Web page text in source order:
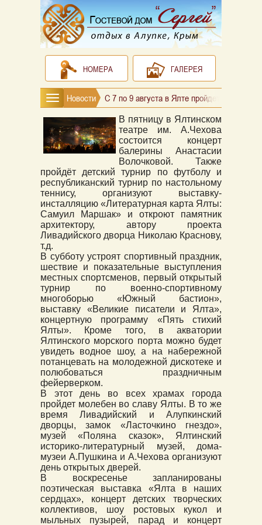
НОМЕРА ГАЛЕРЕЯ
Новости С 7 по 9 августа в Ялте пройдет ряд
В пятницу в Ялтинском
театре им. А.Чехова
состоится концерт
балерины Анастасии
Волочковой. Также
пройдёт детский турнир по футболу и
республиканский турнир по настольному
теннису, организуют выставку-
инсталляцию «Литературная карта Ялты:
Самуил Маршак» и откроют памятник
архитектору, автору проекта
Ливадийского дворца Николаю Краснову,
т.д.
В субботу устроят спортивный праздник,
шествие и показательные выступления
местных спортсменов, первый открытый
турнир по военно-спортивному
многоборью «Южный бастион»,
выставку «Великие писатели и Ялта»,
концертную программу «Пять стихий
Ялты». Кроме того, в акватории
Ялтинского морского порта можно будет
увидеть водное шоу, а на набережной
потанцевать на молодежной дискотеке и
полюбоваться праздничным
фейерверком.
В этот день во всех храмах города
пройдет молебен во славу Ялты. В то же
время Ливадийский и Алупкинский
дворцы, замок «Ласточкино гнездо»,
музей «Поляна сказок», Ялтинский
историко-литературный музей, дома-
музеи А.Пушкина и А.Чехова организуют
день открытых дверей.
В воскресенье запланированы
поэтическая выставка «Ялта в наших
сердцах», концерт детских творческих
коллективов, шоу ростовых кукол и
мыльных пузырей, парад и концерт